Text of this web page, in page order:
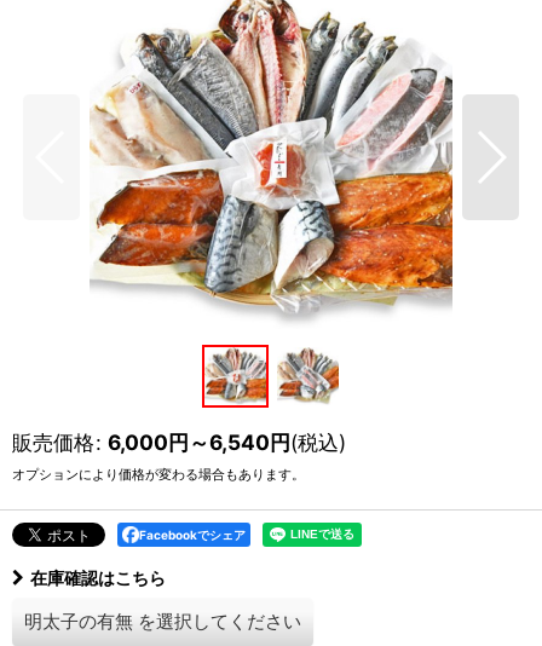
販売価格: 6,000円～6,540円(税込)
オプションにより価格が変わる場合もあります。
Facebookでシェア
在庫確認はこちら
明太子の有無 を選択してください